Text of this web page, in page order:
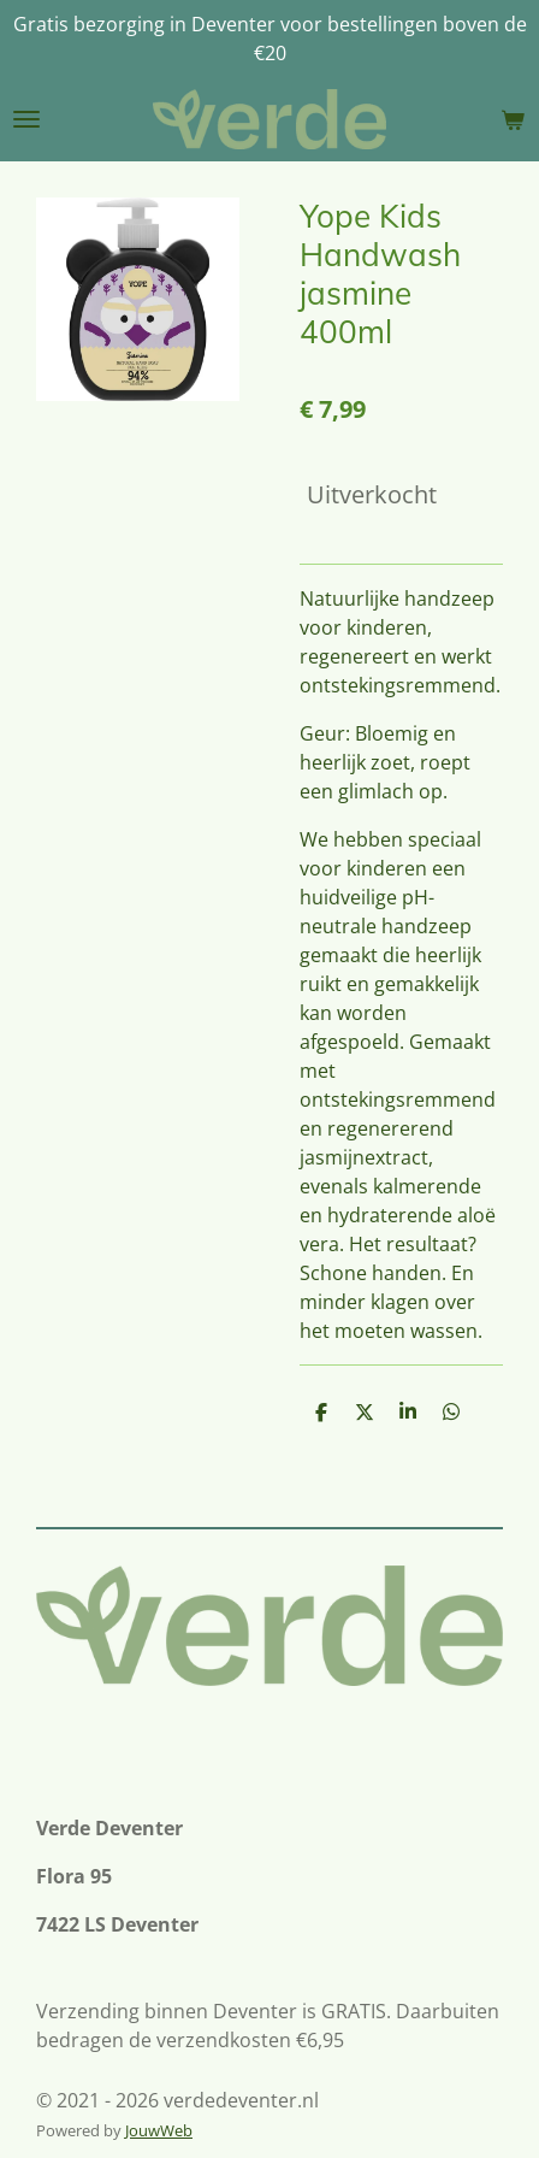
Ga
de
Gratis bezorging in Deventer voor bestellingen boven de
€20
Yope Kids
Handwash
jasmine
400ml
€ 7,99
Uitverkocht
Natuurlijke handzeep
voor kinderen,
regenereert en werkt
ontstekingsremmend.
Geur: Bloemig en
heerlijk zoet, roept
een glimlach op.
We hebben speciaal
voor kinderen een
huidveilige pH-
neutrale handzeep
gemaakt die heerlijk
ruikt en gemakkelijk
kan worden
afgespoeld. Gemaakt
met
ontstekingsremmend
en regenererend
jasmijnextract,
evenals kalmerende
en hydraterende aloë
vera. Het resultaat?
Schone handen. En
minder klagen over
het moeten wassen.
D
D
S
D
Verde Deventer
Flora 95
7422 LS Deventer
Verzending binnen Deventer is GRATIS. Daarbuiten
bedragen de verzendkosten €6,95
© 2021 - 2026 verdedeventer.nl
Powered by JouwWeb